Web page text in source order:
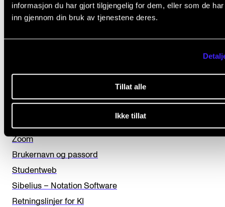
informasjon du har gjort tilgjengelig for dem, eller som de
inn gjennom din bruk av tjenestene deres.
Tillat alle
Ikke tillat
e
v
t
i
f
i
e
l
d
Chat via Teams
Zoom
Brukernavn og passord
Studentweb
Sibelius – Notation Software
Retningslinjer for KI